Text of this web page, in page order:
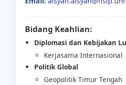
Bidang Keahlian:
Diplomasi dan Kebijakan
Kerjasama Internasional
Politik Global
Geopolitik Timur Tengah